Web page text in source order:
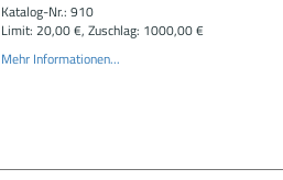
Katalog-Nr.: 910
Limit: 20,00 €, Zuschlag: 1000,00 €
Mehr Informationen...